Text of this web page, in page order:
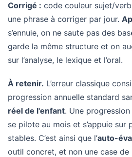
Corrigé : code couleur sujet/
une phrase à corriger par jour.
s’ennuie, on ne saute pas des
garde la même structure et on
sur l’analyse, le lexique et l’oral.
À retenir. L’erreur classique
progression annuelle standard
réel de l'enfant. Une
se pilote au mois et s’appuie sur
stables. C’est ainsi que l’auto-
outil concret, et non une case de